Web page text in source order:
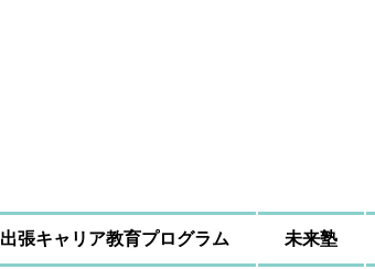
出張キャリア教育プログラム 未来塾